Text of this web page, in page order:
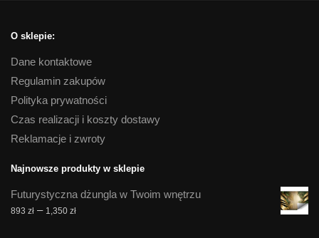
O sklepie:
Dane kontaktowe
Regulamin zakupów
Polityka prywatności
Czas realizacji i koszty dostawy
Reklamacje i zwroty
Najnowsze produkty w sklepie
Futurystyczna dżungla w Twoim wnętrzu
893 zł – 1,350 złZakres